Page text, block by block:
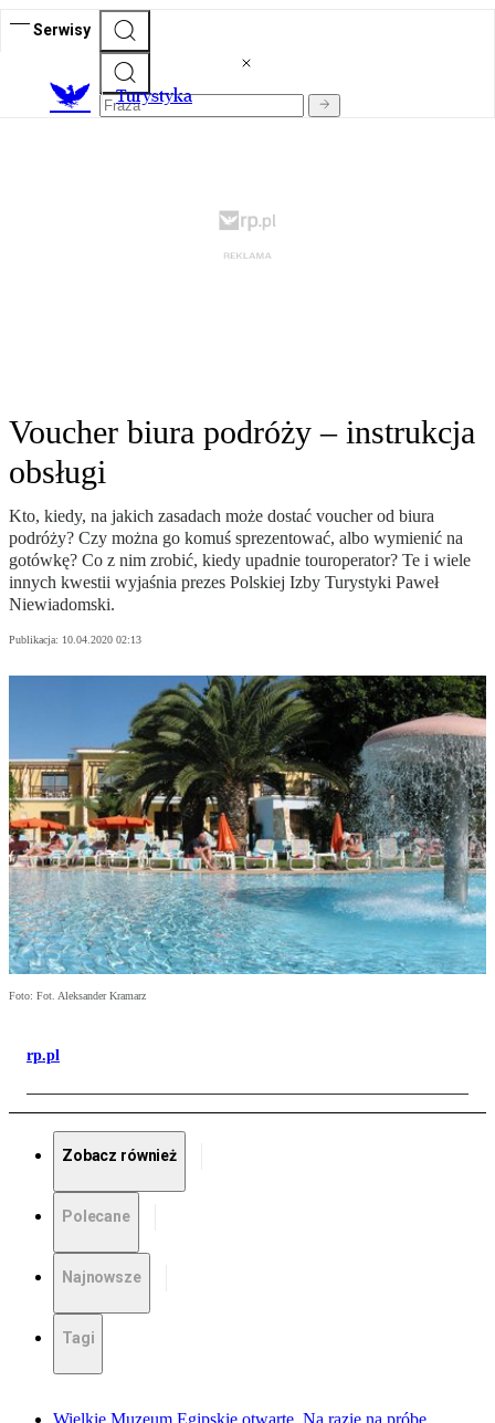
Serwisy
Turystyka
Voucher biura podróży – instrukcja
obsługi
Kto, kiedy, na jakich zasadach może dostać voucher od biura
podróży? Czy można go komuś sprezentować, albo wymienić na
gotówkę? Co z nim zrobić, kiedy upadnie touroperator? Te i wiele
innych kwestii wyjaśnia prezes Polskiej Izby Turystyki Paweł
Niewiadomski.
Publikacja: 10.04.2020 02:13
Foto: Fot. Aleksander Kramarz
rp.pl
Zobacz również
Polecane
Najnowsze
Tagi
Wielkie Muzeum Egipskie otwarte. Na razie na próbę